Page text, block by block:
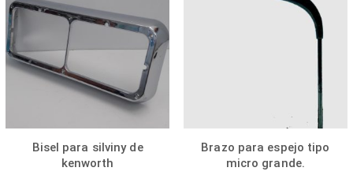
Bisel para silviny de
kenworth
Brazo para espejo tipo
micro grande.